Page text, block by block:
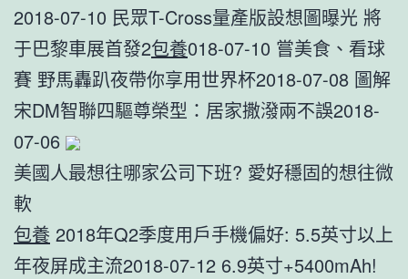
2018-07-10 民眾T-Cross量產版設想圖曝光 將
于巴黎車展首發2包養018-07-10 嘗美食、看球
賽 野馬轟趴夜帶你享用世界杯2018-07-08 圖解
宋DM智聯四驅尊榮型：居家撒潑兩不誤2018-
07-06
美國人最想往哪家公司下班? 愛好穩固的想往微
軟
包養 2018年Q2季度用戶手機偏好: 5.5英寸以上
年夜屏成主流2018-07-12 6.9英寸+5400mAh!